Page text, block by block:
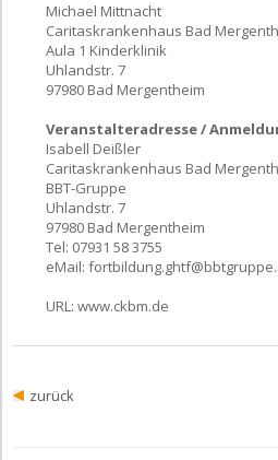
Michael Mittnacht
Caritaskrankenhaus Bad
Aula 1 Kinderklinik
Uhlandstr. 7
97980 Bad Mergentheim
Veranstalteradresse /
Isabell Deißler
Caritaskrankenhaus Bad
BBT-Gruppe
Uhlandstr. 7
97980 Bad Mergentheim
Tel: 07931 58 3755
eMail:
URL: www.ckbm.de
zurück